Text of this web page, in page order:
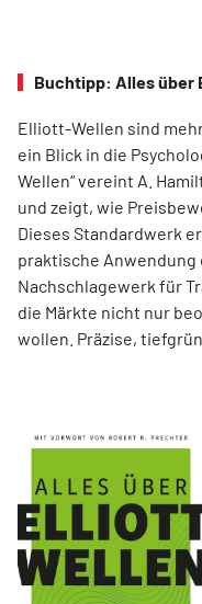
Buchtipp: Alles über
Elliott-Wellen sind
ein Blick in die
Wellen“ vereint A.
und zeigt, wie
Dieses Standardwerk
praktische Anwendung
Nachschlagewerk für
die Märkte nicht nur
wollen. Präzise,